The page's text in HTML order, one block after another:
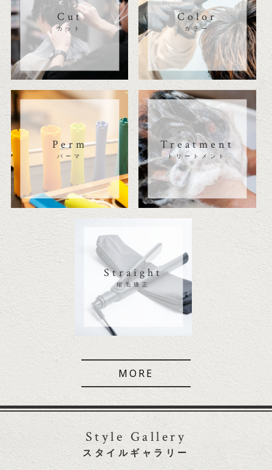
Cut
カット
Color
カラー
Perm
パーマ
Treatment
トリートメント
Straight
縮毛矯正
MORE
Style Gallery
スタイルギャラリー